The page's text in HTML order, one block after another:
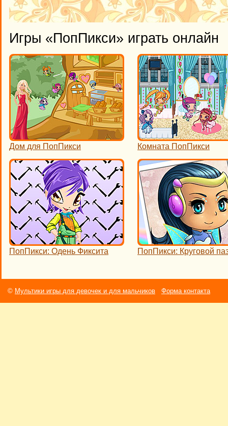
Игры «ПопПикси» играть онлайн
Дом для ПопПикси Комната ПопПикси
ПопПикси: Одень Фиксита ПопПикси: Круговой
© Мультики игры для девочек и для мальчиков Форма контакта